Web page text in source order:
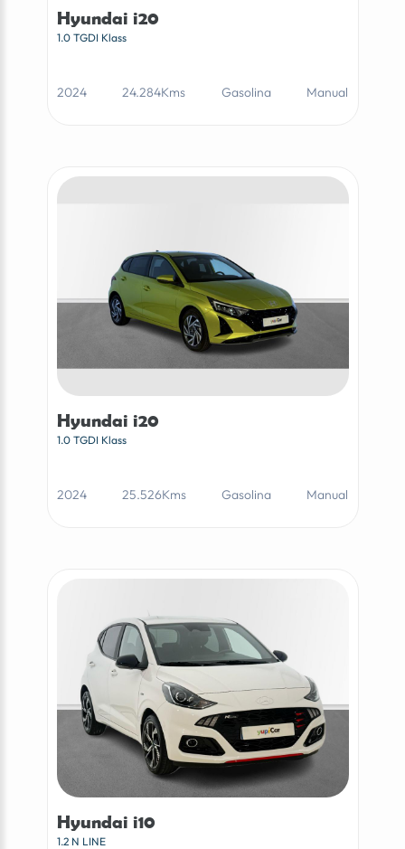
Hyundai i20
1.0 TGDI Klass
2024 24.284Kms Gasolina Manual
Hyundai i20
1.0 TGDI Klass
2024 25.526Kms Gasolina Manual
Hyundai i10
1.2 N LINE